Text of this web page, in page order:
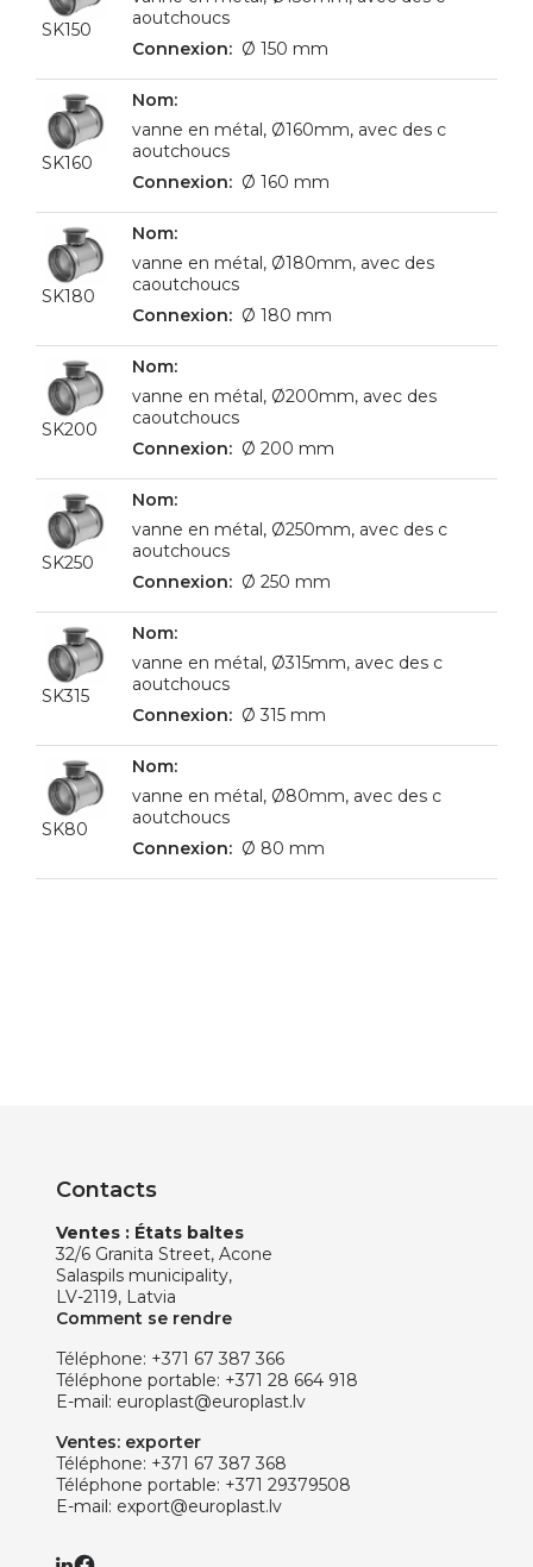
SK150
aoutchoucs
Ø 150 mm
SK160
vanne en métal, Ø160mm, avec des c
aoutchoucs
Ø 160 mm
SK180
vanne en métal, Ø180mm, avec des
caoutchoucs
Ø 180 mm
SK200
vanne en métal, Ø200mm, avec des
caoutchoucs
Ø 200 mm
SK250
vanne en métal, Ø250mm, avec des c
aoutchoucs
Ø 250 mm
SK315
vanne en métal, Ø315mm, avec des c
aoutchoucs
Ø 315 mm
SK80
vanne en métal, Ø80mm, avec des c
aoutchoucs
Ø 80 mm
Contacts
Ventes : États baltes
32/6 Granita Street, Acone
Salaspils municipality,
LV-2119, Latvia
Comment se rendre
Téléphone: +371 67 387 366
Téléphone portable: +371 28 664 918
E-mail: europlast@europlast.lv
Ventes: exporter
Téléphone: +371 67 387 368
Téléphone portable: +371 29379508
E-mail: export@europlast.lv